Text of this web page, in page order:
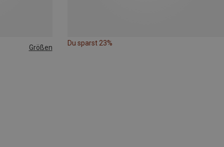
Größen
Du sparst 23%